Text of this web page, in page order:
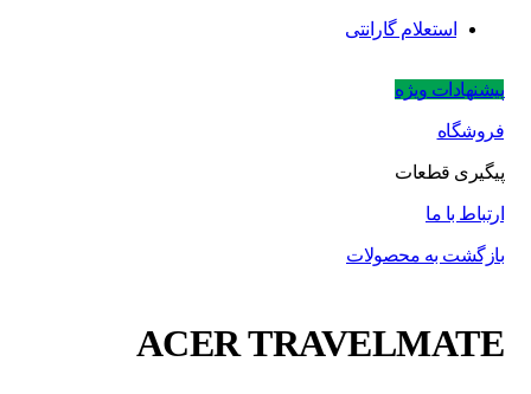
استعلام گارانتی
پیشنهادات ویژه
فروشگاه
پیگیری قطعات
ارتباط با ما
بازگشت به محصولات
ACER TRAVELMATE